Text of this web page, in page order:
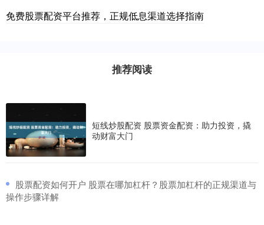
免费股票配资平台推荐，正规低息渠道选择指南
推荐阅读
短线炒股配资 股票资金配资：助力投资，撬
动财富大门
​股票配资如何开户 股票在哪加杠杆？股票加杠杆的正规渠道与
操作步骤详解